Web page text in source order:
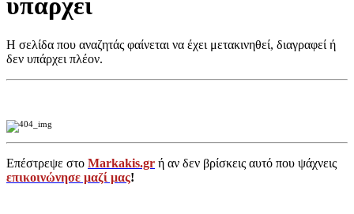
υπάρχει
Η σελίδα που αναζητάς φαίνεται να έχει μετακινηθεί, διαγραφεί ή
δεν υπάρχει πλέον.
Επέστρεψε στο Markakis.gr ή αν δεν βρίσκεις αυτό που ψάχνεις
επικοινώνησε μαζί μας!